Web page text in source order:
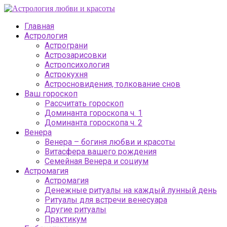
Главная
Астрология
Астрограни
Астрозарисовки
Астропсихология
Астрокухня
Астросновидения, толкование снов
Ваш гороскоп
Рассчитать гороскоп
Доминанта гороскопа ч. 1
Доминанта гороскопа ч. 2
Венера
Венера – богиня любви и красоты
Витасфера вашего рождения
Семейная Венера и социум
Астромагия
Астромагия
Денежные ритуалы на каждый лунный день
Ритуалы для встречи венесуара
Другие ритуалы
Практикум